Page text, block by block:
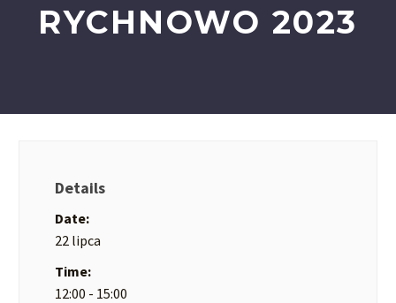
RYCHNOWO 2023
Details
Date:
22 lipca
Time:
12:00 - 15:00